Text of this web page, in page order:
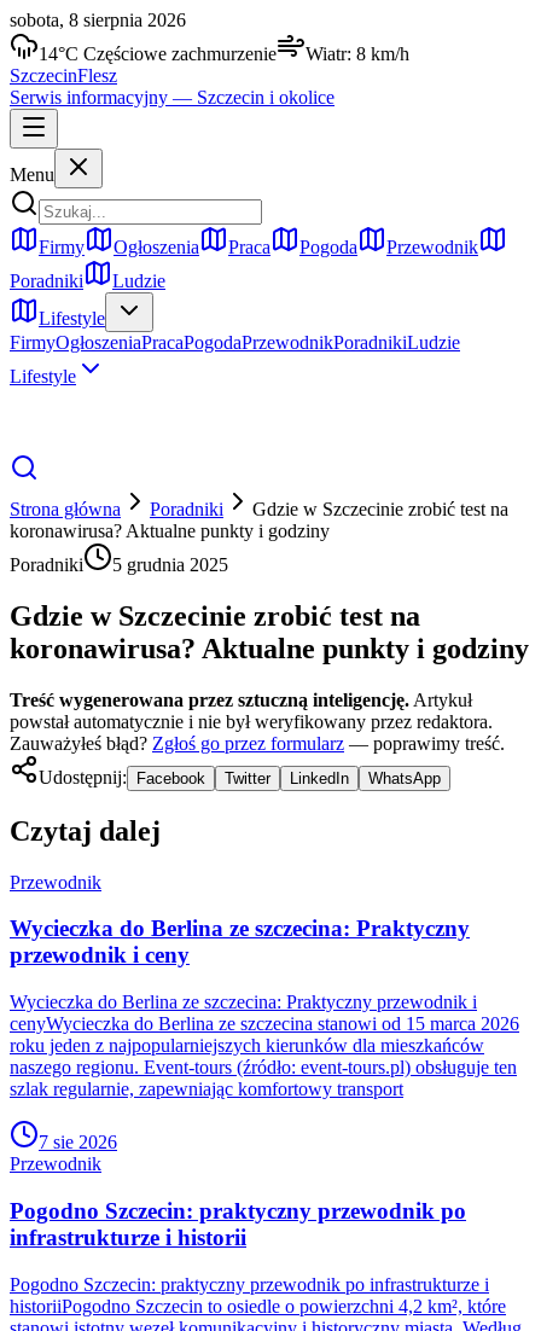
sobota, 8 sierpnia 2026
14°C Częściowe zachmurzenie Wiatr: 8 km/h
SzczecinFlesz
Serwis informacyjny — Szczecin i okolice
Menu
Firmy Ogłoszenia Praca Pogoda
Przewodnik
Poradniki
Ludzie
Lifestyle
FirmyOgłoszeniaPracaPogodaPrzewodnikPoradnikiLudzie
Lifestyle
Strona główna Poradniki
Gdzie w Szczecinie zrobić test na
koronawirusa? Aktualne punkty i godziny
Poradniki
5 grudnia 2025
Gdzie w Szczecinie zrobić test na
koronawirusa? Aktualne punkty i godziny
Treść wygenerowana przez sztuczną inteligencję. Artykuł
powstał automatycznie i nie był weryfikowany przez redaktora.
Zauważyłeś błąd? Zgłoś go przez formularz — poprawimy treść.
Udostępnij:
Facebook Twitter LinkedIn WhatsApp
Czytaj dalej
Przewodnik
Wycieczka do Berlina ze szczecina: Praktyczny
przewodnik i ceny
Wycieczka do Berlina ze szczecina: Praktyczny przewodnik i
cenyWycieczka do Berlina ze szczecina stanowi od 15 marca 2026
roku jeden z najpopularniejszych kierunków dla mieszkańców
naszego regionu. Event-tours (źródło: event-tours.pl) obsługuje ten
szlak regularnie, zapewniając komfortowy transport
7 sie 2026
Przewodnik
Pogodno Szczecin: praktyczny przewodnik po
infrastrukturze i historii
Pogodno Szczecin: praktyczny przewodnik po infrastrukturze i
historiiPogodno Szczecin to osiedle o powierzchni 4,2 km², które